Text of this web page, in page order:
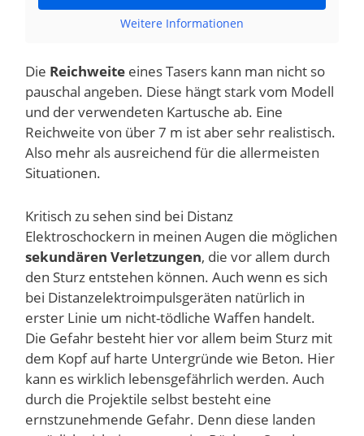
Weitere Informationen
Die Reichweite eines Tasers kann man nicht so
pauschal angeben. Diese hängt stark vom Modell
und der verwendeten Kartusche ab. Eine
Reichweite von über 7 m ist aber sehr realistisch.
Also mehr als ausreichend für die allermeisten
Situationen.
Kritisch zu sehen sind bei Distanz
Elektroschockern in meinen Augen die möglichen
sekundären Verletzungen, die vor allem durch
den Sturz entstehen können. Auch wenn es sich
bei Distanzelektroimpulsgeräten natürlich in
erster Linie um nicht-tödliche Waffen handelt.
Die Gefahr besteht hier vor allem beim Sturz mit
dem Kopf auf harte Untergründe wie Beton. Hier
kann es wirklich lebensgefährlich werden. Auch
durch die Projektile selbst besteht eine
ernstzunehmende Gefahr. Denn diese landen